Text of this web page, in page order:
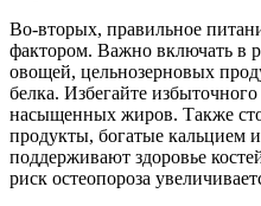
Во-вторых, правильное
фактором. Важно включать в
овощей, цельнозерновых
белка. Избегайте
насыщенных жиров. Также
продукты, богатые кальцием
поддерживают здоровье
риск остеопороза